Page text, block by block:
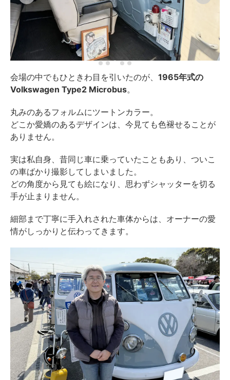
会場の中でもひときわ目を引いたのが、 1965年式の
Volkswagen Type2 Microbus。
丸みのあるフォルムにツートンカラー。
どこか愛嬌のあるデザインは、今見ても色褪せることが
ありません。
実は私自身、昔同じ車に乗っていたこともあり、ついこ
の車ばかり撮影してしまいました。
どの角度から見ても絵になり、思わずシャッターを切る
手が止まりません。
細部まで丁寧に手入れされた車体からは、オーナーの愛
情がしっかりと伝わってきます。